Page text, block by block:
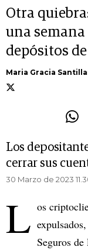
Otra
una
depósitos
Maria Gracia
Los
cerrar sus
30 Marzo de 2023
L os
Seguros